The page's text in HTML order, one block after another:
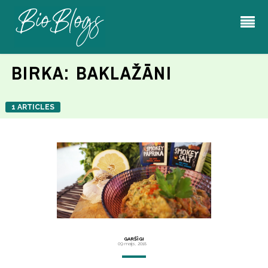
BIRKA: BAKLAŽĀNI
1 ARTICLES
GARŠĪGI
09 maijs, 2018